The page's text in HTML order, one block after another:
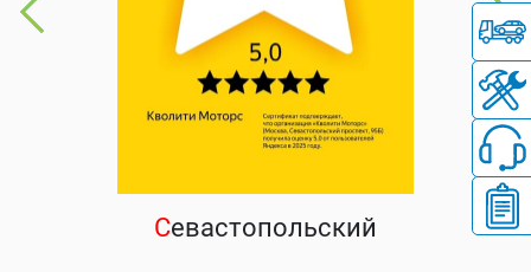
Севастопольский